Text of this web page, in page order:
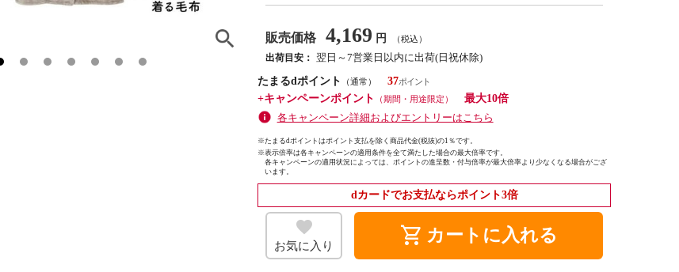
販売価格 4,169 円 （税込）
出荷目安： 翌日～7営業日以内に出荷(日祝休除)
たまるdポイント
（通常）
37
+キャンペーンポイント
（期間・用途限定）
最大10倍
各キャンペーン詳細およびエントリーはこちら
※たまるdポイントはポイント支払を除く商品代金(税抜)の1％です。
※表示倍率は各キャンペーンの適用条件を全て満たした場合の最大倍率です。
各キャンペーンの適用状況によっては、ポイントの進呈数・付与倍率が最大倍率より少なくなる場合がござ
います。
dカードでお支払ならポイント3倍
お気に入り shopping_cart カートに入れる